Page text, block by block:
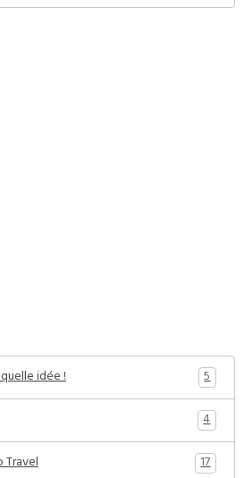
idée !
5
4
Travel
17